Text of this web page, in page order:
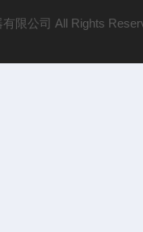
有限公司 All Rights